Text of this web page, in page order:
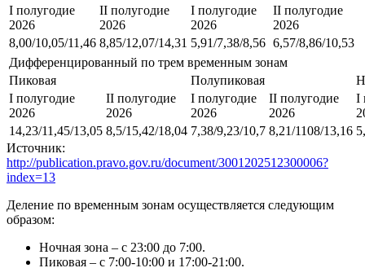
I полугодие
2026
II полугодие
2026
I полугодие
2026
II полугодие
2026
8,00/10,05/11,46 8,85/12,07/14,31 5,91/7,38/8,56 6,57/8,86/10,53
Дифференцированный по трем временным зонам
Пиковая
Полупиковая
I полугодие
2026
II полугодие
2026
I полугодие
2026
II полугодие
2026
I
14,23/11,45/13,05 8,5/15,42/18,04 7,38/9,23/10,7 8,21/1108/13,16
Источник:
http://publication.pravo.gov.ru/document/3001202512300006?
index=13
Деление по временным зонам осуществляется следующим
образом:
Ночная зона – с 23:00 до 7:00.
Пиковая – с 7:00-10:00 и 17:00-21:00.